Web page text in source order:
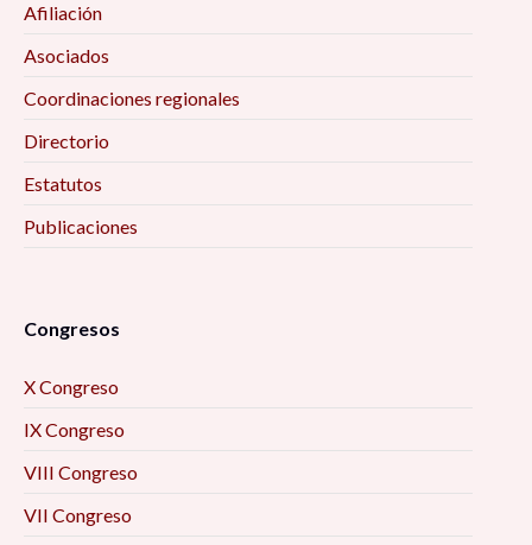
Afiliación
Asociados
Coordinaciones regionales
Directorio
Estatutos
Publicaciones
Congresos
X Congreso
IX Congreso
VIII Congreso
VII Congreso